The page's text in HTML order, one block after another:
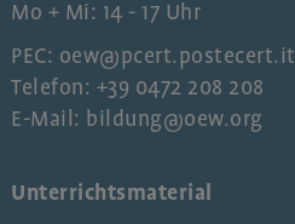
Mo + Mi: 14 - 17 Uhr
PEC: oew@pcert.postecert.it
Telefon: +39 0472 208 208
E-Mail: bildung@oew.org
Unterrichtsmaterial